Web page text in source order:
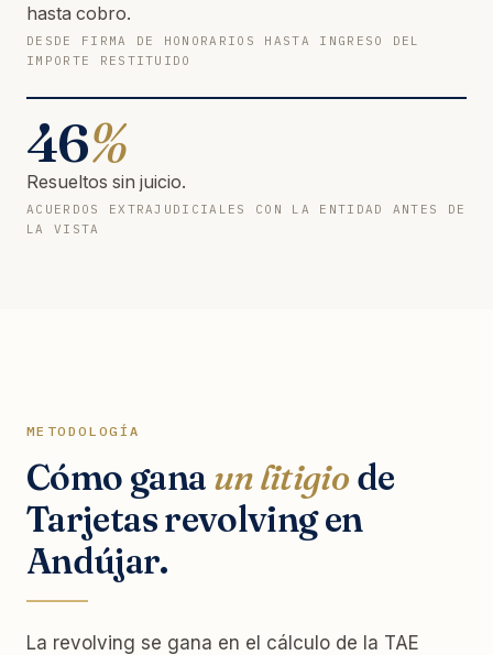
hasta cobro.
DESDE FIRMA DE HONORARIOS HASTA INGRESO DEL
IMPORTE RESTITUIDO
46%
Resueltos sin juicio.
ACUERDOS EXTRAJUDICIALES CON LA ENTIDAD ANTES DE
LA VISTA
METODOLOGÍA
Cómo gana un litigio de
Tarjetas revolving en
Andújar.
La revolving se gana en el cálculo de la TAE